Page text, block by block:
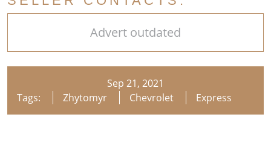
Advert outdated
Sep 21, 2021
Tags:
Zhytomyr Chevrolet Express